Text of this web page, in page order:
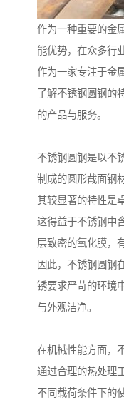
作为一种重要的金
能优势，在众多行
作为一家专注于金
了解不锈钢圆钢的
的产品与服务。
不锈钢圆钢是以不
制成的圆形截面钢材
其较显著的特性是
这得益于不锈钢中
层致密的氧化膜，
因此，不锈钢圆钢
锈要求严苛的环境
与外观洁净。
在机械性能方面，
通过合理的热处理
不同载荷条件下的